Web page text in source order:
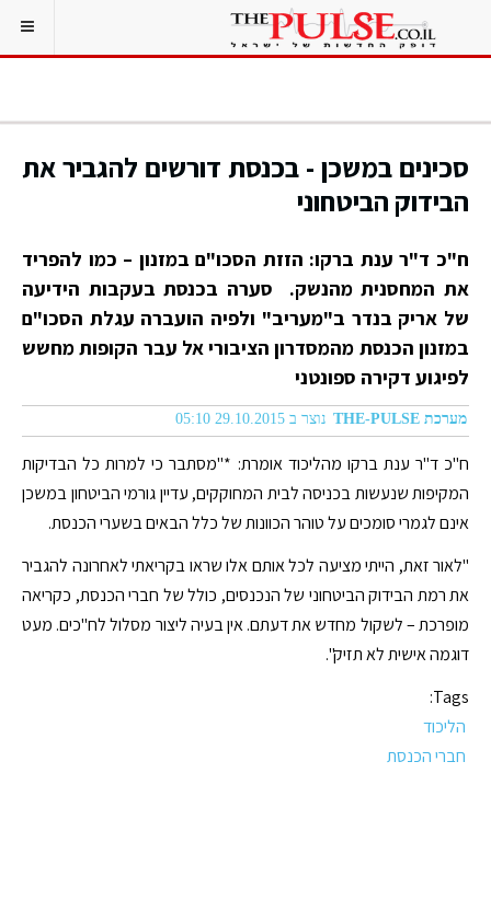
סכינים במשכן - בכנסת דורשים להגביר את
הבידוק הביטחוני
ח"כ ד"ר ענת ברקו: הזזת הסכו"ם במזנון – כמו להפריד
את המחסנית מהנשק. סערה בכנסת בעקבות הידיעה
של אריק בנדר ב"מעריב" ולפיה הועברה עגלת הסכו"ם
במזנון הכנסת מהמסדרון הציבורי אל עבר הקופות מחשש
לפיגוע דקירה ספונטני
מערכת THE-PULSE נוצר ב 29.10.2015 05:10
ח"כ ד"ר ענת ברקו מהליכוד אומרת: *"מסתבר כי למרות כל הבדיקות
המקיפות שנעשות בכניסה לבית המחוקקים, עדיין גורמי הביטחון במשכן
אינם לגמרי סומכים על טוהר הכוונות של כלל הבאים בשערי הכנסת.
"לאור זאת, הייתי מציעה לכל אותם אלו שראו בקריאתי לאחרונה להגביר
את רמת הבידוק הביטחוני של הנכנסים, כולל של חברי הכנסת, כקריאה
מופרכת – לשקול מחדש את דעתם. אין בעיה ליצור מסלול לח"כים. מעט
דוגמה אישית לא תזיק".
Tags:
הליכוד
חברי הכנסת